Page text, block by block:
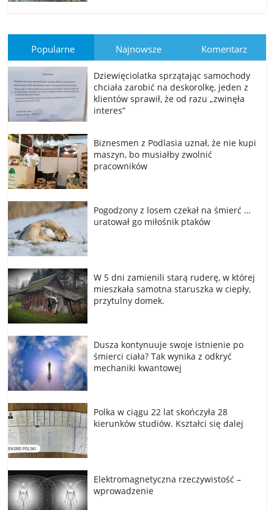
Popularne Najnowsze Komentarz
Dziewięciolatka sprzątając samochody
chciała zarobić na deskorolkę, jeden z
klientów sprawił, że od razu „zwinęła
interes”
Biznesmen z Podlasia uznał, że nie kupi
maszyn, bo musiałby zwolnić
pracowników
Pogodzony z losem czekał na śmierć …
uratował go miłośnik ptaków
W 5 dni zamienili starą ruderę, w której
mieszkała samotna staruszka w ciepły,
przytulny domek.
Dusza kontynuuje swoje istnienie po
śmierci ciała? Tak wynika z odkryć
mechaniki kwantowej
Polka w ciągu 22 lat skończyła 28
kierunków studiów. Kształci się dalej
Elektromagnetyczna rzeczywistość –
wprowadzenie